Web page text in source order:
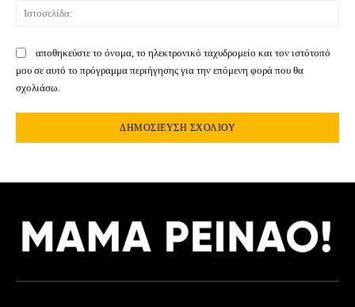
αποθηκεύστε το όνομα, το ηλεκτρονικό ταχυδρομείο και τον ιστότοπό
μου σε αυτό το πρόγραμμα περιήγησης για την επόμενη φορά που θα
σχολιάσω.